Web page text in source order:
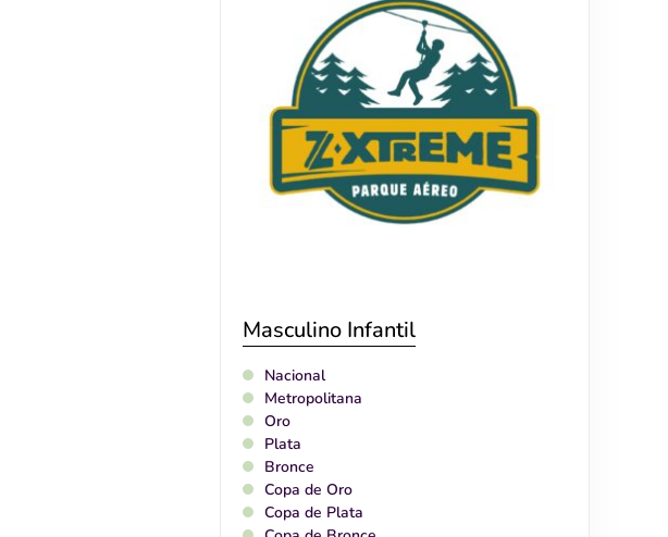
Masculino Infantil
Nacional
Metropolitana
Oro
Plata
Bronce
Copa de Oro
Copa de Plata